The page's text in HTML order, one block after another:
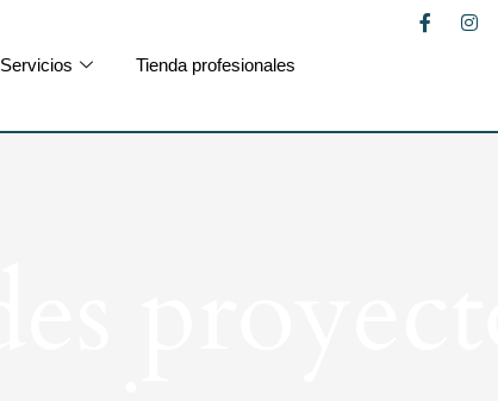
Servicios Tienda profesionales